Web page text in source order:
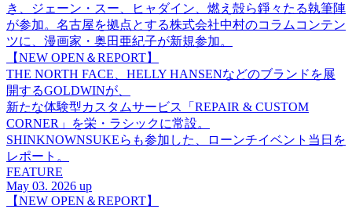
き、ジェーン・スー、ヒャダイン、燃え殻ら錚々たる執筆陣
が参加。名古屋を拠点とする株式会社中村のコラムコンテン
ツに、漫画家・奥田亜紀子が新規参加。
【NEW OPEN＆REPORT】
THE NORTH FACE、HELLY HANSENなどのブランドを展
開するGOLDWINが、
新たな体験型カスタムサービス「REPAIR & CUSTOM
CORNER」を栄・ラシックに常設。
SHINKNOWNSUKEらも参加した、ローンチイベント当日を
レポート。
FEATURE
May 03. 2026 up
【NEW OPEN＆REPORT】